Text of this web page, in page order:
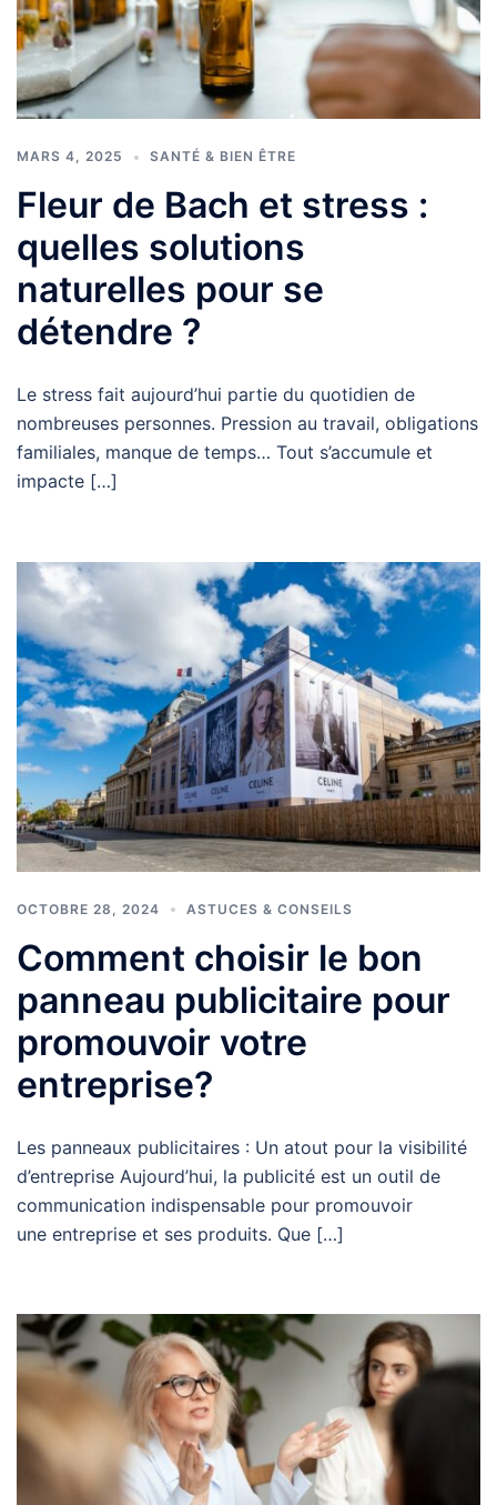
MARS 4, 2025 SANTÉ & BIEN ÊTRE
Fleur de Bach et stress :
quelles solutions
naturelles pour se
détendre ?
Le stress fait aujourd’hui partie du quotidien de
nombreuses personnes. Pression au travail, obligations
familiales, manque de temps… Tout s’accumule et
impacte […]
OCTOBRE 28, 2024 ASTUCES & CONSEILS
Comment choisir le bon
panneau publicitaire pour
promouvoir votre
entreprise?
Les panneaux publicitaires : Un atout pour la visibilité
d’entreprise Aujourd’hui, la publicité est un outil de
communication indispensable pour promouvoir
une entreprise et ses produits. Que […]